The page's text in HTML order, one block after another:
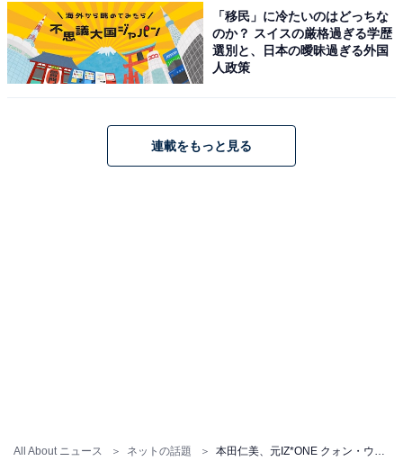
All About ニュース ネットの話題
「移民」に冷たいのはどっちな
のか？ スイスの厳格過ぎる学歴
選別と、日本の曖昧過ぎる外国
人政策
連載をもっと見る